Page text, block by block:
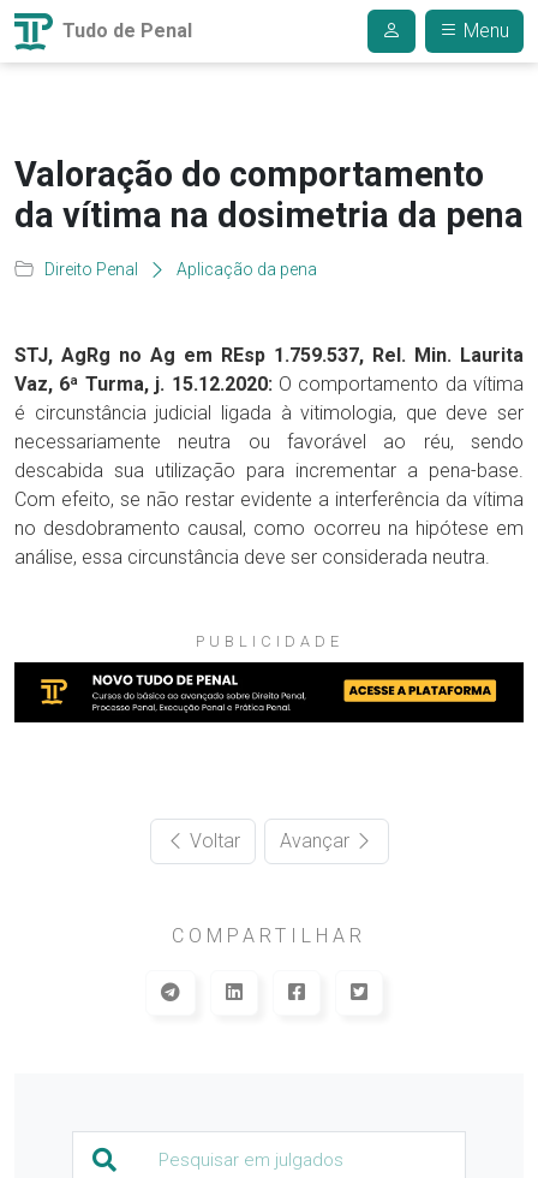
Tudo de Penal Menu
Valoração do comportamento
da vítima na dosimetria da pena
Direito Penal Aplicação da pena
STJ, AgRg no Ag em REsp 1.759.537, Rel. Min. Laurita
Vaz, 6ª Turma, j. 15.12.2020: O comportamento da vítima
é circunstância judicial ligada à vitimologia, que deve ser
necessariamente neutra ou favorável ao réu, sendo
descabida sua utilização para incrementar a pena-base.
Com efeito, se não restar evidente a interferência da vítima
no desdobramento causal, como ocorreu na hipótese em
análise, essa circunstância deve ser considerada neutra.
PUBLICIDADE
Voltar Avançar
COMPARTILHAR